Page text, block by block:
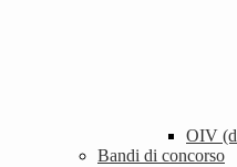
OIV
Bandi di concorso